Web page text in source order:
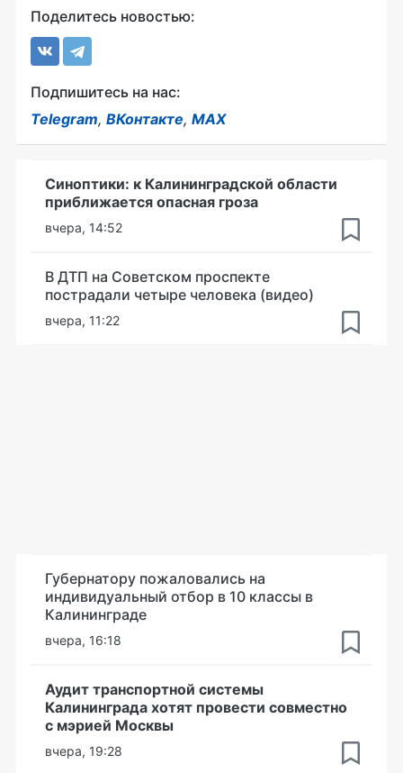
Поделитесь новостью:
Подпишитесь на нас:
Telegram, ВКонтакте, MAX
Синоптики: к Калининградской области
приближается опасная гроза
вчера, 14:52
В ДТП на Советском проспекте
пострадали четыре человека (видео)
вчера, 11:22
Губернатору пожаловались на
индивидуальный отбор в 10 классы в
Калининграде
вчера, 16:18
Аудит транспортной системы
Калининграда хотят провести совместно
с мэрией Москвы
вчера, 19:28